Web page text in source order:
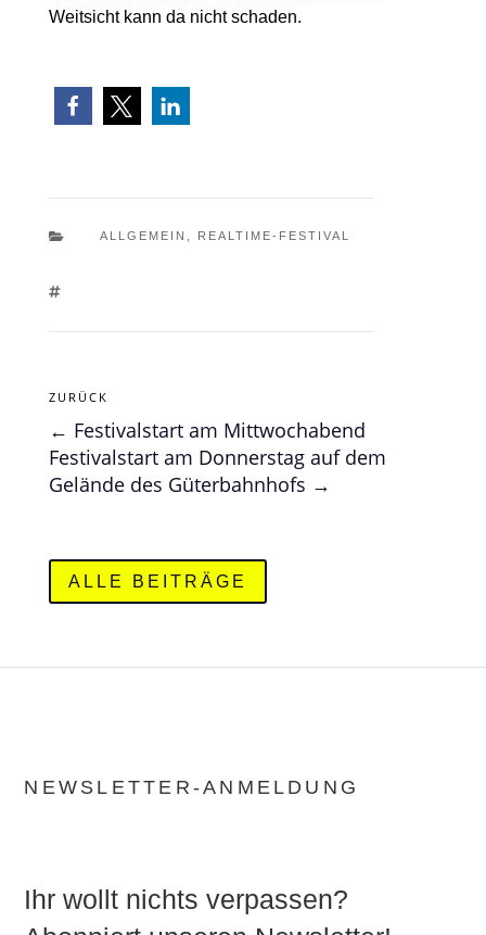
Weitsicht kann da nicht schaden.
 ALLGEMEIN REALTIME-FESTIVAL

ZURÜCK
← Festivalstart am Mittwochabend
Festivalstart am Donnerstag auf dem
Gelände des Güterbahnhofs →
ALLE BEITRÄGE
NEWSLETTER-ANMELDUNG
Ihr wollt nichts verpassen?